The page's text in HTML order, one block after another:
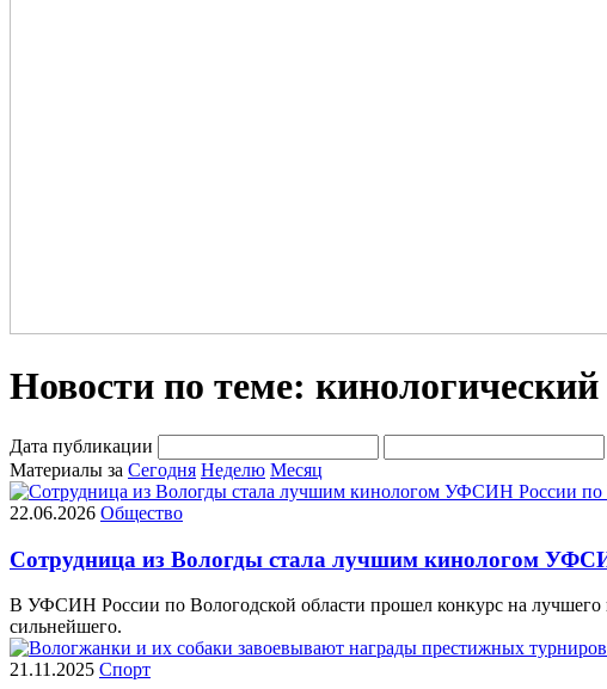
Новости по теме: кинологический
Дата публикации
Материалы за Сегодня Неделю Месяц
22.06.2026 Общество
Сотрудница из Вологды стала лучшим кинологом
В УФСИН России по Вологодской области прошел конкурс на лучшего
сильнейшего.
21.11.2025 Спорт